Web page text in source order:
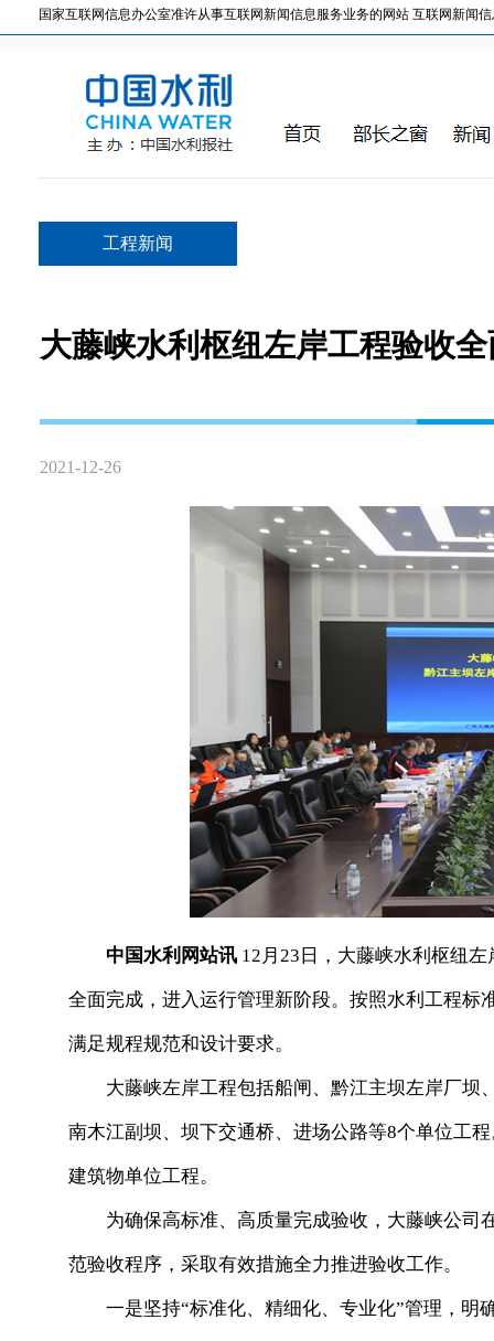
国家互联网信息办公室准许从事互联网新闻信息服务业务的网站 互联网新闻信
工程新闻
大藤峡水利枢纽左岸工程验收
2021-12-26
中国水利网站讯 12月23日，大藤峡水利枢纽
全面完成，进入运行管理新阶段。按照水利工程标
满足规程规范和设计要求。
大藤峡左岸工程包括船闸、黔江主坝左岸厂坝
南木江副坝、坝下交通桥、进场公路等8个单位工
建筑物单位工程。
为确保高标准、高质量完成验收，大藤峡公司
范验收程序，采取有效措施全力推进验收工作。
一是坚持“标准化、精细化、专业化”管理，明